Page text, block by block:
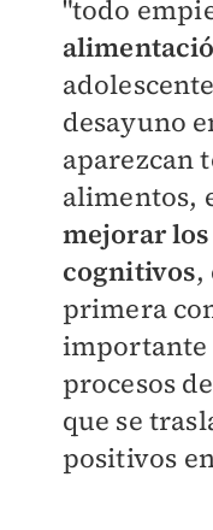
"todo
desayuno
aparezcan
alimentos,
mejorar
cognitivos,
primera
procesos
que se
positivos